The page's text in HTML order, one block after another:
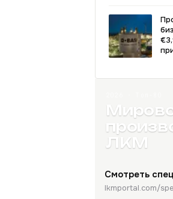
ЛКМ
Смотреть
lkmportal.com/